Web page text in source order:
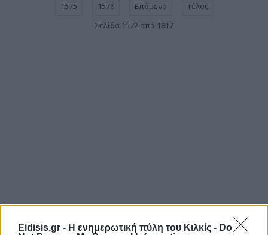
Eidisis.gr - Η ενημερωτική πύλη του Κιλκίς - Do
1575
1576 Επόμενο
Τέλος
Σελίδα 1572 από 1817